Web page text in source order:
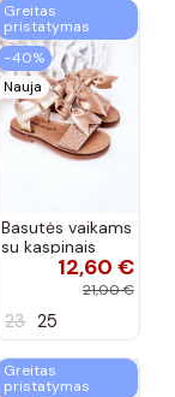
Greitas
pristatymas
−40%
Nauja
Basutės vaikams
su kaspinais
aukso spalvos
12,60 €
21,00 €
23 25
Greitas
pristatymas